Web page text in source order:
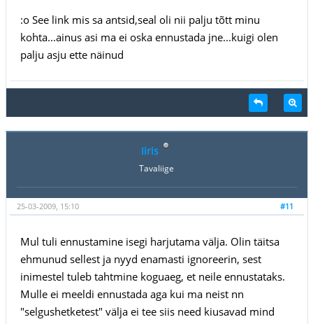
:o See link mis sa antsid,seal oli nii palju tõtt minu
kohta...ainus asi ma ei oska ennustada jne...kuigi olen
palju asju ette näinud
Iiris
Tavaliige
#11
25-03-2009, 15:10
Mul tuli ennustamine isegi harjutama välja. Olin täitsa
ehmunud sellest ja nyyd enamasti ignoreerin, sest
inimestel tuleb tahtmine koguaeg, et neile ennustataks.
Mulle ei meeldi ennustada aga kui ma neist nn
"selgushetketest" välja ei tee siis need kiusavad mind